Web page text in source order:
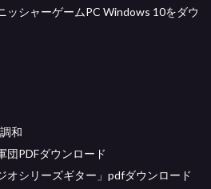
ッシャーゲームPC Windows 10をダウ
和
団PDFダウンロード
オシリーズギター」pdfダウンロード